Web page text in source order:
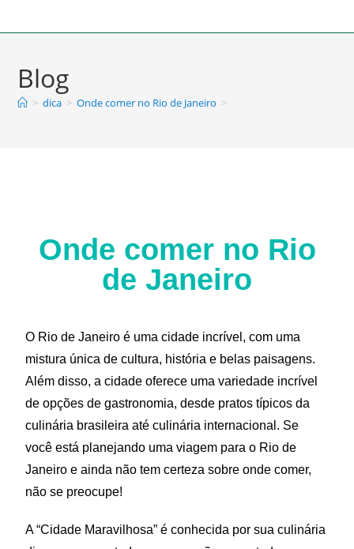
Blog
> dica > Onde comer no Rio de Janeiro >
Onde comer no Rio
de Janeiro
O Rio de Janeiro é uma cidade incrível, com uma
mistura única de cultura, história e belas paisagens.
Além disso, a cidade oferece uma variedade incrível
de opções de gastronomia, desde pratos típicos da
culinária brasileira até culinária internacional. Se
você está planejando uma viagem para o Rio de
Janeiro e ainda não tem certeza sobre onde comer,
não se preocupe!
A “Cidade Maravilhosa” é conhecida por sua culinária